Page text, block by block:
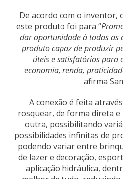
De acordo com o inventor,
este produto foi para “
dar oportunidade à todas as
produto capaz de produzir
úteis e satisfatórios para
economia, renda,
afirma
A conexão é feita
rosquear, de forma direta
outra, possibilitando
possibilidades infinitas de
podendo variar entre
de lazer e decoração,
aplicação hidráulica,